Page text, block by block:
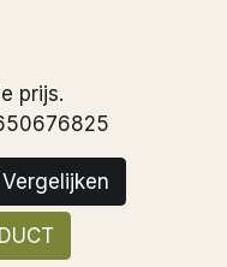
prijs.
Vergelijken